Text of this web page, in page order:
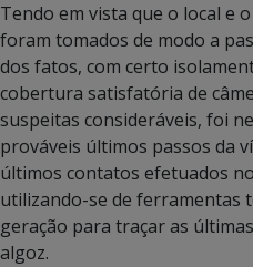
Tendo em vista que o local e
foram tomados de modo a
dos fatos, com certo
cobertura satisfatória de
suspeitas consideráveis, foi
prováveis últimos passos da
últimos contatos efetuados
utilizando-se de ferramentas
geração para traçar as
algoz.